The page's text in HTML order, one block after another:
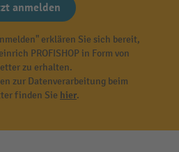
anmelden
erklären Sie sich bereit,
PROFISHOP in Form von
zu erhalten.
zur Datenverarbeitung beim
finden Sie hier.